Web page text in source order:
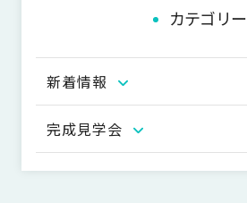
ビ
シ
カテゴリー
新着情報
完成見学会